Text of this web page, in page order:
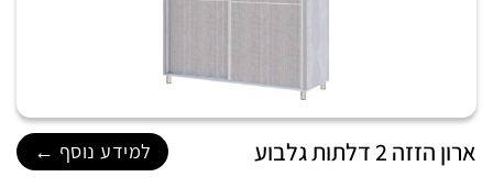
ארון הזזה 2 דלתות גלבוע למידע נוסף ←